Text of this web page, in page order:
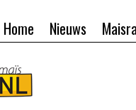
Nieuws
Home